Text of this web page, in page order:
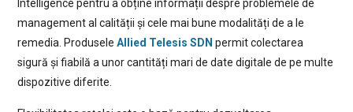
Intelligence pentru a obține informații despre problemele de
management al calității și cele mai bune modalități de a le
remedia. Produsele Allied Telesis SDN permit colectarea
sigură și fiabilă a unor cantități mari de date digitale de pe multe
dispozitive diferite.